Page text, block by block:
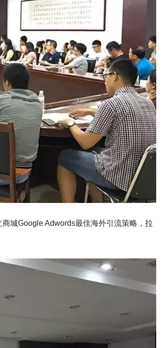
城Google Adwords最佳海外引流策略，拉